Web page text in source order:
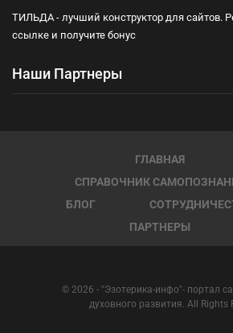
ТИЛЬДА - лучший конструктор для сайтов.
ссылке и получите бонус
Наши Партнеры
ГЛАВНАЯ
СПРАВОЧНИК
БЛОГ
ПАРТНЕРЫ
© 2026 - "Эзотерика-инфо"- портал
духовного развития. All Rights